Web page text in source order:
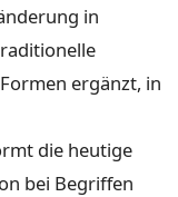
in
ergänzt, in
die heutige
bei Begriffen